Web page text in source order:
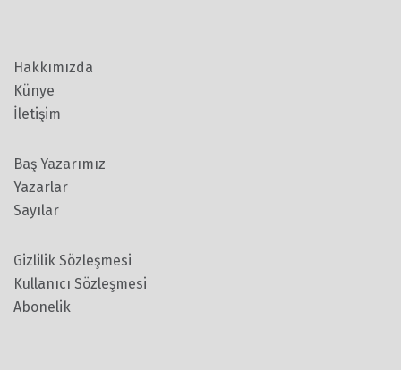
Hakkımızda
Künye
İletişim
Baş Yazarımız
Yazarlar
Sayılar
Gizlilik Sözleşmesi
Kullanıcı Sözleşmesi
Abonelik